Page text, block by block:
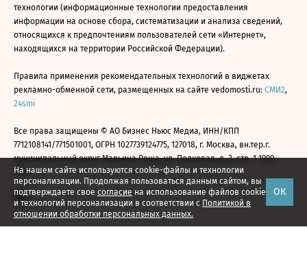
На нашем сайте используются cookie-файлы и технологии
персонализации. Продолжая пользоваться данным сайтом, вы
подтверждаете свое согласие на использование файлов cookie
и технологий персонализации в соответствии с Политикой в
отношении обработки персональных данных.
ОК
технологии (информационные технологии предоставления
информации на основе сбора, систематизации и анализа сведений,
относящихся к предпочтениям пользователей сети «Интернет»,
находящихся на территории Российской Федерации).
Правила применения рекомендательных технологий в виджетах
рекламно-обменной сети, размещенных на сайте vedomosti.ru: СМИ2,
24smi
Все права защищены © АО Бизнес Ньюс Медиа, ИНН/КПП
7712108141/771501001, ОГРН 1027739124775, 127018, г. Москва, вн.тер.г.
муниципальный округ Марьина Роща, ул. Полковая, д. 3, стр. 1 1999—
2026